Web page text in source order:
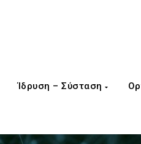
Ίδρυση – Σύσταση